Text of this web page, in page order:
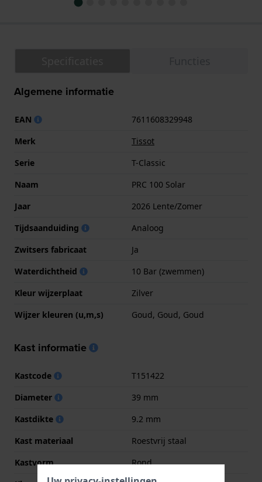
Algemene informatie
EAN
7611608329948
Merk
Tissot
Serie
T-Classic
Naam
PRC 100 Solar
Jaar
2026 Lente/Zomer
Tijdsaanduiding
Analoog
Zwitsers fabricaat
Ja
Waterdichtheid
10 Bar (zwemmen)
Kleur wijzerplaat
Zilver
Wijzer kleuren (u,m,s)
Goud, Goud, Goud
Kast informatie
Kastcode
T151422
Diameter
39 mm
Kastdikte
9.2 mm
Kast materiaal
Roestvrij staal
Kastvorm
Rond